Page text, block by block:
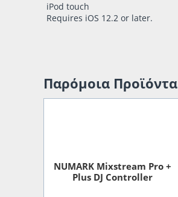
iPod touch
Requires iOS 12.2 or later.
Παρόμοια Προϊόντα
NUMARK Mixstream Pro +
Plus DJ Controller